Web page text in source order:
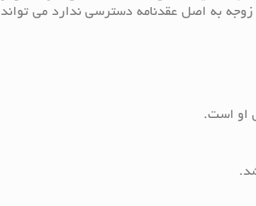
زوجه به اصل عقدنامه دسترسی ندارد می تواند
او است.